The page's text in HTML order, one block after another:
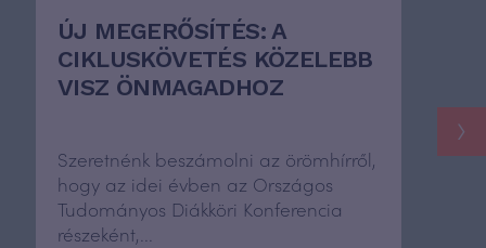
ÚJ MEGERŐSÍTÉS: A
CIKLUSKÖVETÉS KÖZELEBB
VISZ ÖNMAGADHOZ
Szeretnénk beszámolni az örömhírről,
hogy az idei évben az Országos
Tudományos Diákköri Konferencia
részeként,...
›